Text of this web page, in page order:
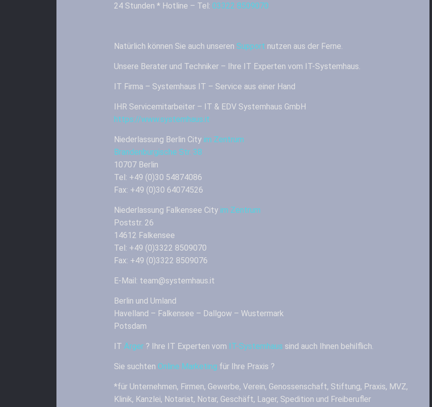
24 Stunden * Hotline – Tel: 03322 8509070
Natürlich können Sie auch unseren Support nutzen aus der Ferne.
Unsere Berater und Techniker – Ihre IT Experten vom IT-Systemhaus.
IT Firma – Systemhaus IT – Service aus einer Hand
IHR Servicemitarbeiter – IT & EDV Systemhaus GmbH
https://www.systemhaus.it
Niederlassung Berlin City im Zentrum
Brandenburgische Str. 38
10707 Berlin
Tel: +49 (0)30 54874086
Fax: +49 (0)30 64074526
Niederlassung Falkensee City im Zentrum
Poststr. 26
14612 Falkensee
Tel: +49 (0)3322 8509070
Fax: +49 (0)3322 8509076
E-Mail: team@systemhaus.it
Berlin und Umland
Havelland – Falkensee – Dallgow – Wustermark
Potsdam
IT Ärger? Ihre IT Experten vom IT-Systemhaus sind auch Ihnen behilflich.
Sie suchten Online Marketing für Ihre Praxis ?
*für Unternehmen, Firmen, Gewerbe, Verein, Genossenschaft, Stiftung, Praxis, MVZ,
Klinik, Kanzlei, Notariat, Notar, Geschäft, Lager, Spedition und Freiberufler